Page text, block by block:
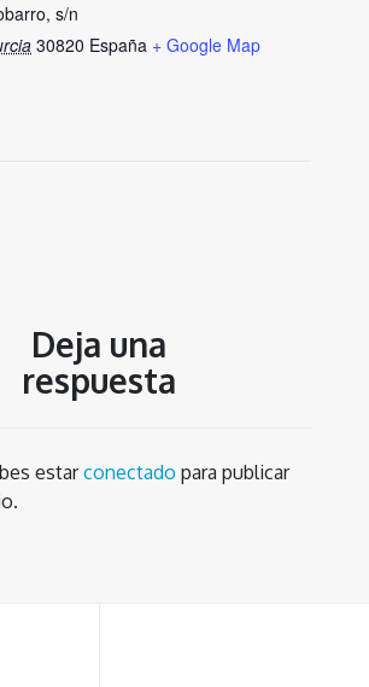
s/n
30820 España + Google Map
Deja una
respuesta
estarconectado para publicar